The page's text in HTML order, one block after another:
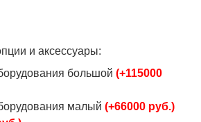
и аксессуары:
большой (+115000
малый (+66000 руб.)